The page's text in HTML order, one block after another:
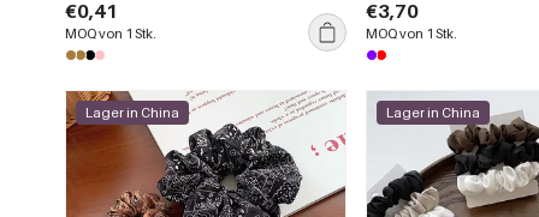
€0,41
MOQ von 1 Stk.
€3,70
MOQ von 1 Stk.
Lager in China Lager in China